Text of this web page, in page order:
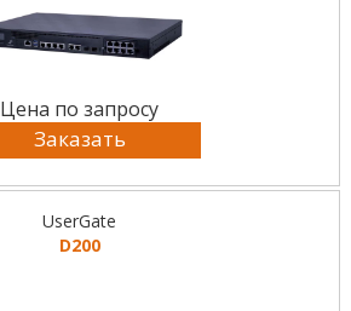
Цена по запросу
Заказать
UserGate
D200